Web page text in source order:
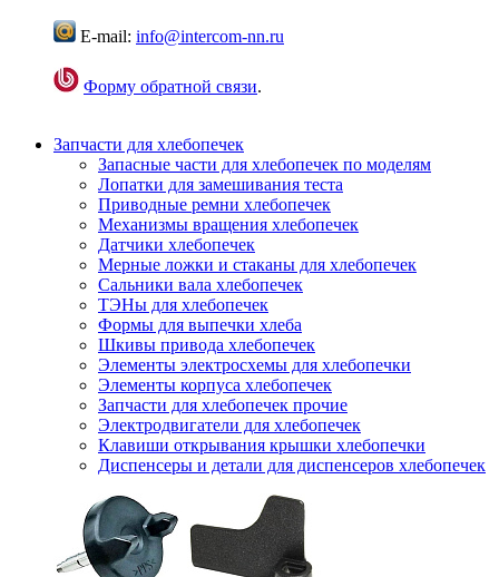
E-mail: info@intercom-nn.ru
Форму обратной связи.
Запчасти для хлебопечек
Запасные части для хлебопечек по моделям
Лопатки для замешивания теста
Приводные ремни хлебопечек
Механизмы вращения хлебопечек
Датчики хлебопечек
Мерные ложки и стаканы для хлебопечек
Сальники вала хлебопечек
ТЭНы для хлебопечек
Формы для выпечки хлеба
Шкивы привода хлебопечек
Элементы электросхемы для хлебопечки
Элементы корпуса хлебопечек
Запчасти для хлебопечек прочие
Электродвигатели для хлебопечек
Клавиши открывания крышки хлебопечки
Диспенсеры и детали для диспенсеров хлебопечек